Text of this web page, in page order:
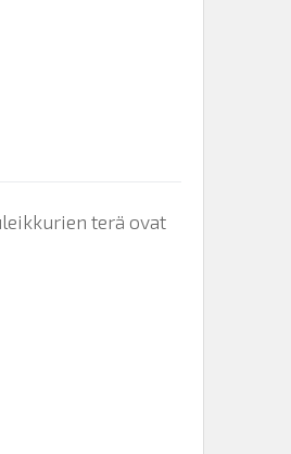
terä ovat